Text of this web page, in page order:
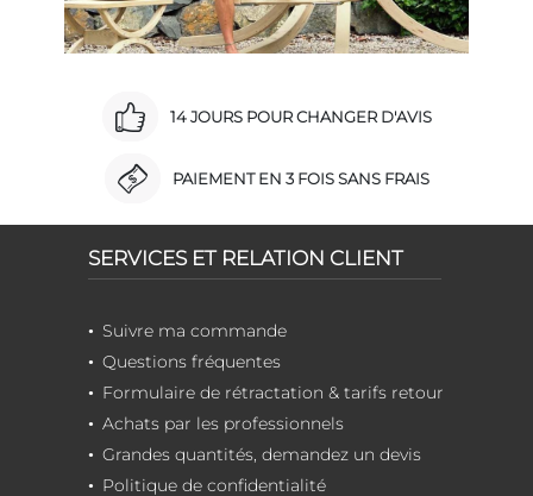
14 JOURS POUR CHANGER D'AVIS
PAIEMENT EN 3 FOIS SANS FRAIS
SERVICES ET RELATION CLIENT
Suivre ma commande
Questions fréquentes
Formulaire de rétractation & tarifs retour
Achats par les professionnels
Grandes quantités, demandez un devis
Politique de confidentialité